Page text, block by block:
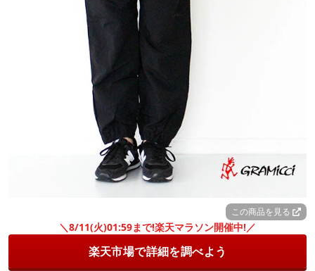
この商品を見る
＼8/11(火)01:59まで!楽天マラソン開催中!／
楽天市場で詳細を調べよう